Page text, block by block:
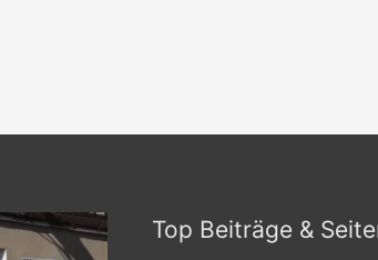
Top Beiträge &